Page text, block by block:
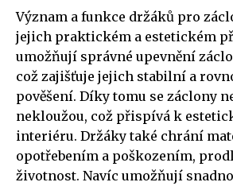
Význam a funkce držáků pro
jejich praktickém a estetickém
umožňují správné upevnění
což zajišťuje jejich stabilní a
pověšení. Díky tomu se záclony
nekloužou, což přispívá k
interiéru. Držáky také chrání
opotřebením a poškozením,
životnost. Navíc umožňují